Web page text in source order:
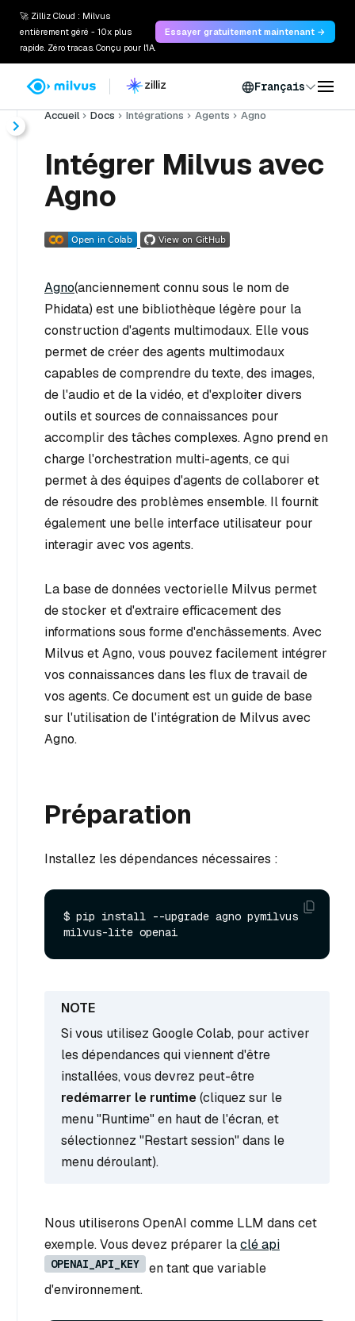
🚀 Zilliz Cloud : Milvus
entièrement géré - 10x plus
rapide. Zéro tracas. Conçu pour l'IA.
Essayer gratuitement maintenant →
Français
Accueil Docs Intégrations Agents Agno
Intégrer Milvus avec
Agno
Agno(anciennement connu sous le nom de
Phidata) est une bibliothèque légère pour la
construction d'agents multimodaux. Elle vous
permet de créer des agents multimodaux
capables de comprendre du texte, des images,
de l'audio et de la vidéo, et d'exploiter divers
outils et sources de connaissances pour
accomplir des tâches complexes. Agno prend en
charge l'orchestration multi-agents, ce qui
permet à des équipes d'agents de collaborer et
de résoudre des problèmes ensemble. Il fournit
également une belle interface utilisateur pour
interagir avec vos agents.
La base de données vectorielle Milvus permet
de stocker et d'extraire efficacement des
informations sous forme d'enchâssements. Avec
Milvus et Agno, vous pouvez facilement intégrer
vos connaissances dans les flux de travail de
vos agents. Ce document est un guide de base
sur l'utilisation de l'intégration de Milvus avec
Agno.
Préparation
Installez les dépendances nécessaires :
$ pip install --upgrade agno pymilvus
Si vous utilisez Google Colab, pour activer
les dépendances qui viennent d'être
installées, vous devrez peut-être
redémarrer le runtime(cliquez sur le
menu "Runtime" en haut de l'écran, et
sélectionnez "Restart session" dans le
menu déroulant).
Nous utiliserons OpenAI comme LLM dans cet
exemple. Vous devez préparer laclé api
OPENAI_API_KEY
en tant que variable
d'environnement.